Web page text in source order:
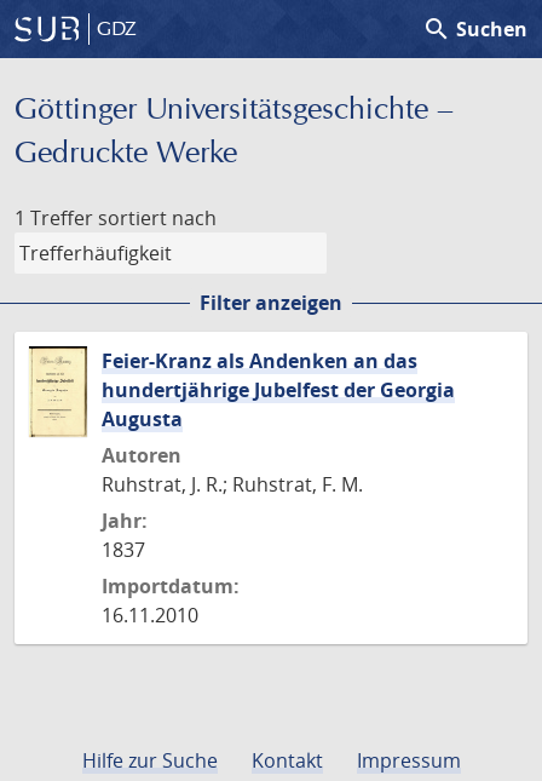
GDZ search Suchen
Göttinger Universitäts­geschichte –
Gedruckte Werke
1 Treffer sortiert nach
Filter anzeigen
Feier-Kranz als Andenken an das
hundertjährige Jubelfest der Georgia
Augusta
Autoren
Ruhstrat, J. R.; Ruhstrat, F. M.
Jahr:
1837
Importdatum:
16.11.2010
Hilfe zur Suche Kontakt
Impressum